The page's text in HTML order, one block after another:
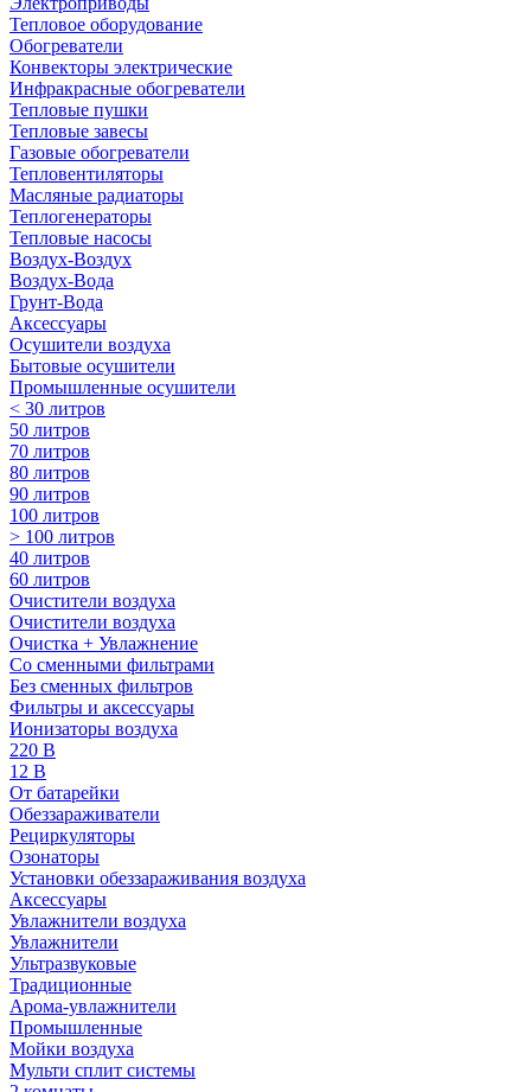
Тепловое оборудование
Обогреватели
Конвекторы электрические
Инфракрасные обогреватели
Тепловые пушки
Тепловые завесы
Газовые обогреватели
Тепловентиляторы
Масляные радиаторы
Теплогенераторы
Тепловые насосы
Воздух-Воздух
Воздух-Вода
Грунт-Вода
Аксессуары
Осушители воздуха
Бытовые осушители
Промышленные осушители
< 30 литров
50 литров
70 литров
80 литров
90 литров
100 литров
> 100 литров
40 литров
60 литров
Очистители воздуха
Очистители воздуха
Очистка + Увлажнение
Cо сменными фильтрами
Без сменных фильтров
Фильтры и аксессуары
Ионизаторы воздуха
220 В
12 В
От батарейки
Обеззараживатели
Рециркуляторы
Озонаторы
Установки обеззараживания воздуха
Аксессуары
Увлажнители воздуха
Увлажнители
Ультразвуковые
Традиционные
Арома-увлажнители
Промышленные
Мойки воздуха
Мульти сплит системы